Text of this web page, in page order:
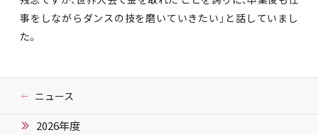
事をしながらダンスの技を磨いていきたい」と話していまし
た。
ニュース
2026年度